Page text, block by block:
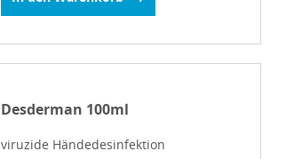
Desderman 100ml
viruzide Händedesinfektion